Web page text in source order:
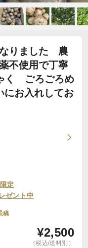
なりました 農
不使用で丁寧
く ごろごろめ
にお入れしてお
定
ゼント中
稿
¥2,500
（税込/送料別）